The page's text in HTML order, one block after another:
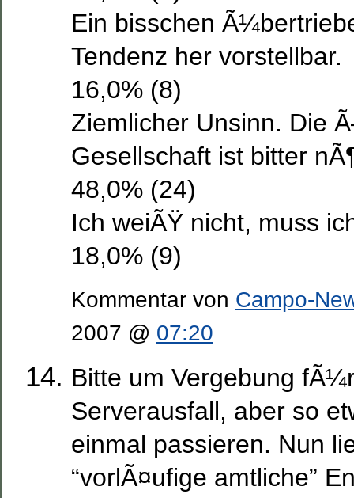
Ein bisschen
Tendenz her vorstellbar.
16,0% (8)
Ziemlicher Unsinn. Die
Gesellschaft ist bitter
48,0% (24)
Ich weiÃŸ nicht, muss
18,0% (9)
Kommentar von Campo-
2007 @ 07:20
Bitte um Vergebung
Serverausfall, aber so
einmal passieren. Nun
“vorlÃ¤ufige amtliche”